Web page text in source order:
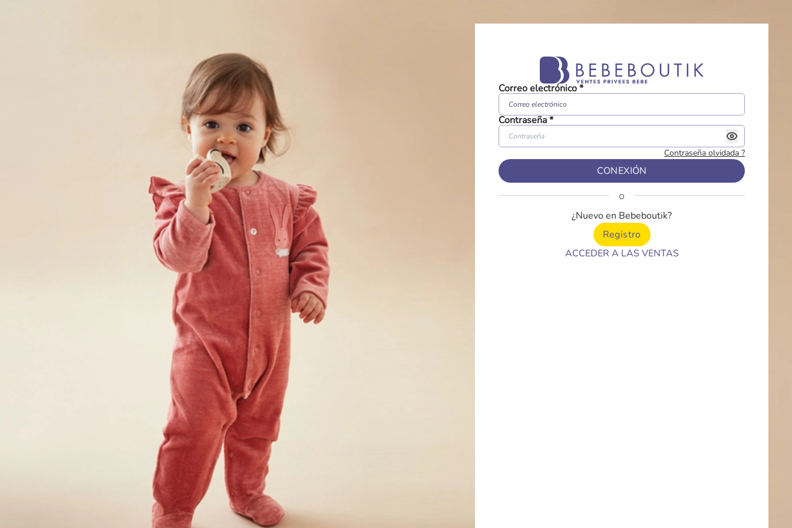
Correo electrónico*
Contraseña*
Contraseña olvidada?
CONEXIÓN
o
¿Nuevo en Bebeboutik?
Registro
ACCEDER A LAS VENTAS